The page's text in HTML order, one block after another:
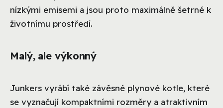
nízkými emisemi a jsou proto maximálně šetrné k
životnímu prostředí.
Malý, ale výkonný
Junkers vyrábí také závěsné plynové kotle, které
se vyznačují kompaktními rozměry a atraktivním